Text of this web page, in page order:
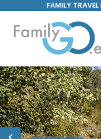
FAMILY TRAVEL